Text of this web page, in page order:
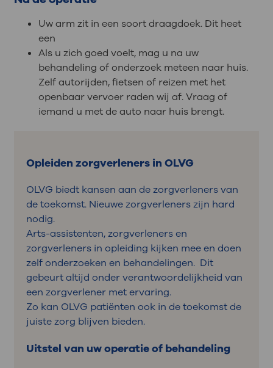
Uw arm zit in een soort draagdoek. Dit heet
een
Als u zich goed voelt, mag u na uw
behandeling of onderzoek meteen naar huis.
Zelf autorijden, fietsen of reizen met het
openbaar vervoer raden wij af. Vraag of
iemand u met de auto naar huis brengt.
Opleiden zorgverleners in OLVG
OLVG biedt kansen aan de zorgverleners van
de toekomst. Nieuwe zorgverleners zijn hard
nodig.
Arts-assistenten, zorgverleners en
zorgverleners in opleiding kijken mee en doen
zelf onderzoeken en behandelingen. Dit
gebeurt altijd onder verantwoordelijkheid van
een zorgverlener met ervaring.
Zo kan OLVG patiënten ook in de toekomst de
juiste zorg blijven bieden.
Uitstel van uw operatie of behandeling